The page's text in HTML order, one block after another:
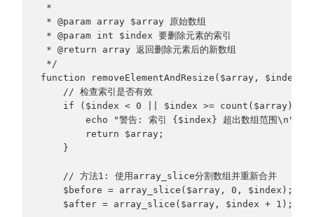
*
* @param array $array 原始数组
* @param int $index 要删除元素的索引
* @return array 返回删除元素后的新数组
*/
function removeElementAndResize($array, $index)
// 检查索引是否有效
if ($index < 0 || $index >= count($array)) {
echo "警告: 索引 {$index} 超出数组范围\n";
return $array;
}
// 方法1: 使用array_slice分割数组并重新合并
$before = array_slice($array, 0, $index);
$after = array_slice($array, $index + 1);